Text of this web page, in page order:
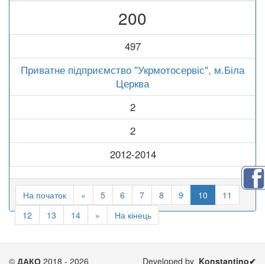
200
497
Приватне підприємство "Укрмотосервіс", м.Біла
Церква
2
2
2012-2014
На початок « 5 6 7 8 9 10
11
12
13 14 » На кінець
© ДАКО 2018 - 2026 Developed by Konstantino✔